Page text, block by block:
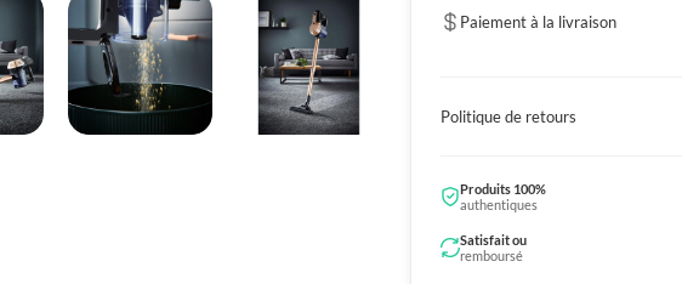
Paiement à la livraison
Politique de retours
Produits 100%
authentiques
Satisfait ou
remboursé